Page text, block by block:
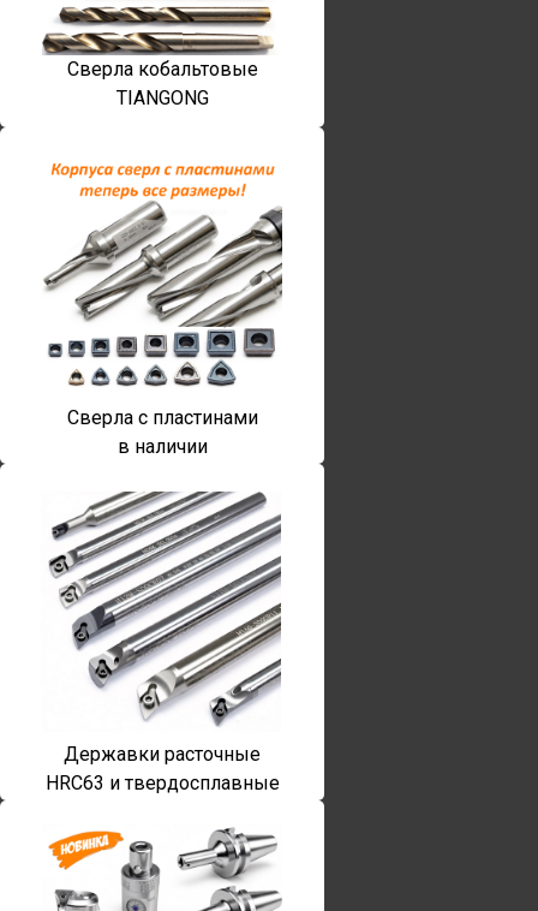
Сверла кобальтовые
TIANGONG
Сверла с пластинами
в наличии
Державки расточные
HRC63 и твердосплавные